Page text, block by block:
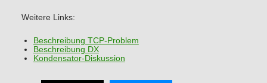
Weitere Links:
Beschreibung TCP-Problem
Beschreibung DX
Kondensator-Diskussion